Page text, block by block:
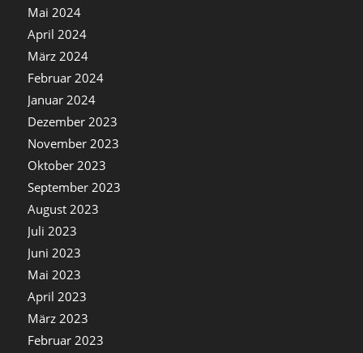
Mai 2024
April 2024
März 2024
Februar 2024
Januar 2024
Dezember 2023
November 2023
Oktober 2023
September 2023
August 2023
Juli 2023
Juni 2023
Mai 2023
April 2023
März 2023
Februar 2023